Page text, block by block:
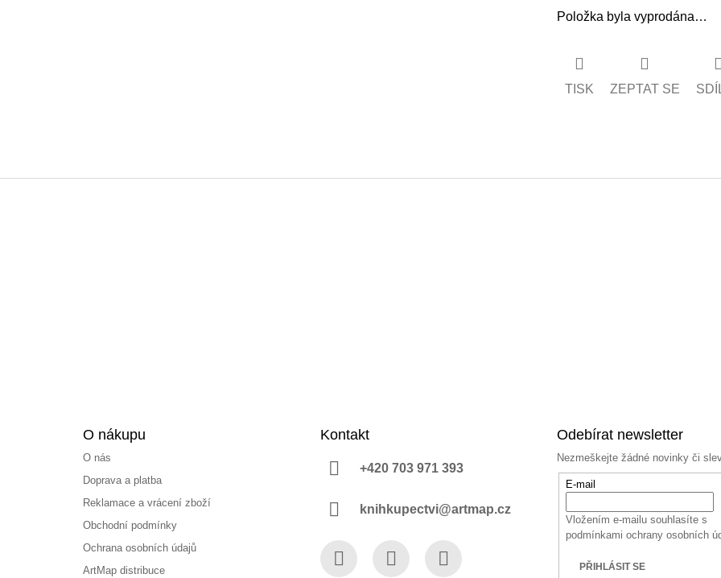
Položka byla vyprodána…
TISK ZEPTAT SE
O nákupu
O nás
Doprava a platba
Reklamace a vrácení zboží
Obchodní podmínky
Ochrana osobních údajů
ArtMap distribuce
Kontakt
+420 703 971 393
knihkupectvi@artmap.cz
Odebírat newsletter
Nezmeškejte žádné novinky či
E-mail
Vložením e-mailu souhlasíte s
podmínkami ochrany osobních
PŘIHLÁSIT SE